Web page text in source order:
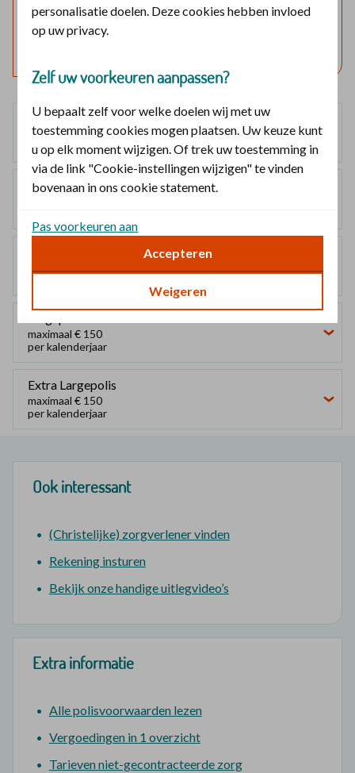
Log in met DigiD
Basisverzekering
geen vergoeding
Smallpolis
geen vergoeding
maximaal € 150
per kalenderjaar
Extra Largepolis
maximaal € 150
per kalenderjaar
Ook interessant
(Christelijke) zorgverlener vinden
Rekening insturen
Bekijk onze handige uitlegvideo’s
Extra informatie
Alle polisvoorwaarden lezen
Vergoedingen in 1 overzicht
Tarieven niet-gecontracteerde zorg
personalisatie doelen. Deze cookies hebben invloed
op uw privacy.
Zelf uw voorkeuren aanpassen?
U bepaalt zelf voor welke doelen wij met uw
toestemming cookies mogen plaatsen. Uw keuze kunt
u op elk moment wijzigen. Of trek uw toestemming in
via de link "Cookie-instellingen wijzigen" te vinden
bovenaan in ons cookie statement.
Pas voorkeuren aan
Accepteren
Weigeren